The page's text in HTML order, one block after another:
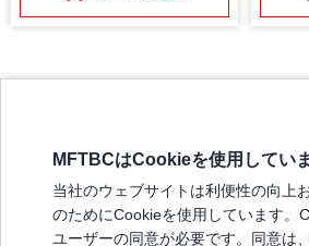
弊社の製品について
販売店リスト
MFTBCはCookieを使用してい
当社のウェブサイトは利便性の向上
のためにCookieを使用しています。
ユーザーの同意が必要です。同意は